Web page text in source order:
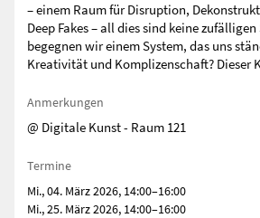
– einem Raum für Disruption,
Deep Fakes – all dies sind keine
begegnen wir einem System, das uns
Kreativität und Komplizenschaft? Dieser
Anmerkungen
@ Digitale Kunst - Raum 121
Termine
Mi., 04. März 2026, 14:00–16:00
Mi., 25. März 2026, 14:00–16:00